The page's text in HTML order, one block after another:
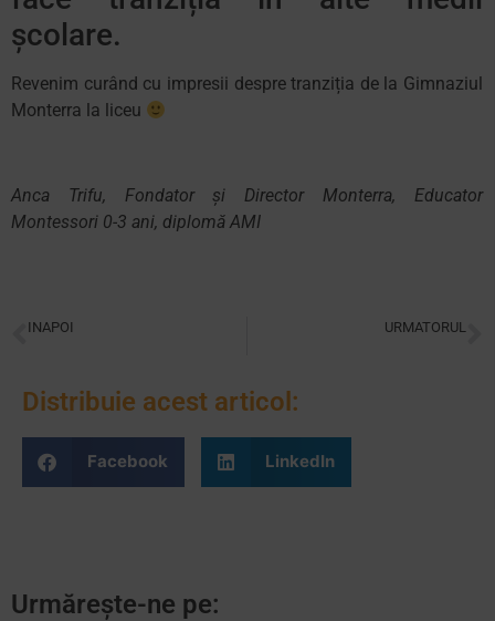
școlare.
Revenim curând cu impresii despre tranziția de la Gimnaziul
Monterra la liceu
Anca Trifu, Fondator și Director Monterra, Educator
Montessori 0-3 ani, diplomă AMI
INAPOI URMATORUL
Distribuie acest articol:
Facebook LinkedIn
Urmărește-ne pe: